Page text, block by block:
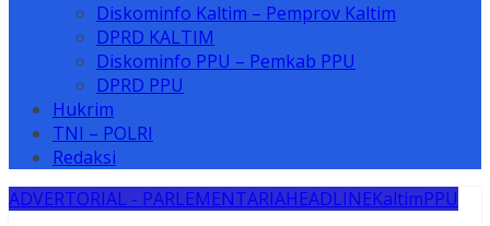
Diskominfo Kaltim – Pemprov Kaltim
DPRD KALTIM
Diskominfo PPU – Pemkab PPU
DPRD PPU
Hukrim
TNI – POLRI
Redaksi
ADVERTORIAL - PARLEMENTARIAHEADLINEKaltimPPU